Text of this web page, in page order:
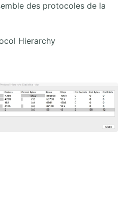
des protocoles de la
Hierarchy